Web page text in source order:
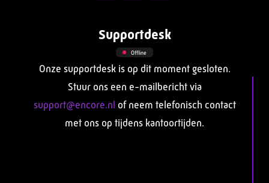
Offline
Supportdesk
Onze supportdesk is op dit moment gesloten.
Stuur ons een e-mailbericht via
support@encore.nl of neem telefonisch contact
met ons op tijdens kantoortijden.